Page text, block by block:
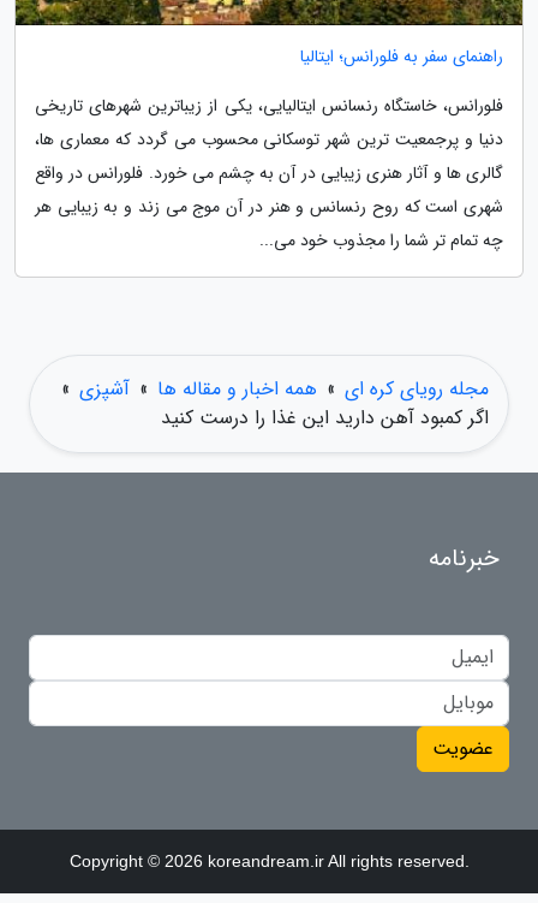
راهنمای سفر به فلورانس؛ ایتالیا
فلورانس، خاستگاه رنسانس ایتالیایی، یکی از زیباترین شهرهای تاریخی
دنیا و پرجمعیت ترین شهر توسکانی محسوب می گردد که معماری ها،
گالری ها و آثار هنری زیبایی در آن به چشم می خورد. فلورانس در واقع
شهری است که روح رنسانس و هنر در آن موج می زند و به زیبایی هر
چه تمام تر شما را مجذوب خود می...
مجله رویای کره ای » همه اخبار و مقاله ها » آشپزی »
اگر کمبود آهن دارید این غذا را درست کنید
خبرنامه
عضویت
Copyright © 2026 koreandream.ir All rights reserved.